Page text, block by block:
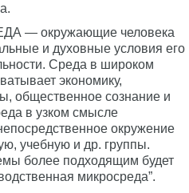
— окружающие человека
и духовные условия его
Среда в широком
экономику,
общественное сознание и
в узком смысле
окружение
учебную и др. группы.
более подходящим будет
микросреда”.